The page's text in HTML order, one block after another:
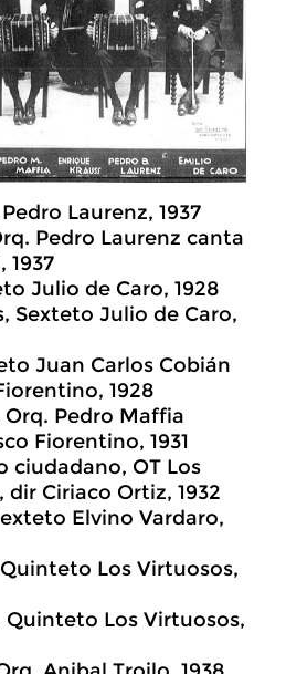
Laurenz, 1937
Pedro Laurenz canta
1937
Julio de Caro, 1928
Sexteto Julio de Caro,
Juan Carlos Cobián
1928
Pedro Maffia
Fiorentino, 1931
ciudadano, OT Los
Ciriaco Ortiz, 1932
Elvino Vardaro,
Los Virtuosos,
Quinteto Los Virtuosos,